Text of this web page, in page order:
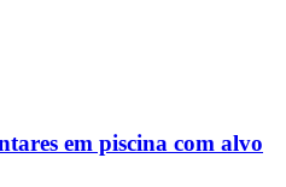
em piscina com alvo